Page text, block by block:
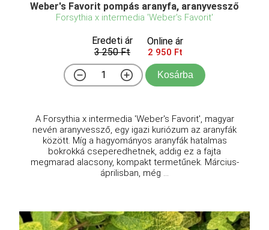
Weber's Favorit pompás aranyfa, aranyvessző
Forsythia x intermedia 'Weber's Favorit'
Eredeti ár
3 250 Ft
Online ár
2 950 Ft
Kosárba
A Forsythia x intermedia 'Weber's Favorit', magyar
nevén aranyvessző, egy igazi kuriózum az aranyfák
között. Míg a hagyományos aranyfák hatalmas
bokrokká cseperedhetnek, addig ez a fajta
megmarad alacsony, kompakt termetűnek. Március-
áprilisban, még ...